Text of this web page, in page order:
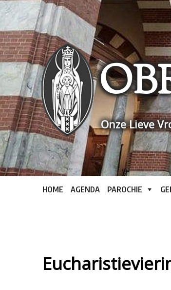
Skip
to
content
Onze Lieve
HOME AGENDA PAROCHIE